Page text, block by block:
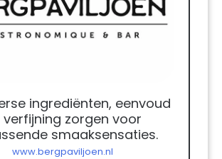
ingrediënten, eenvoud
verfijning zorgen voor
smaaksensaties.
www.bergpaviljoen.nl